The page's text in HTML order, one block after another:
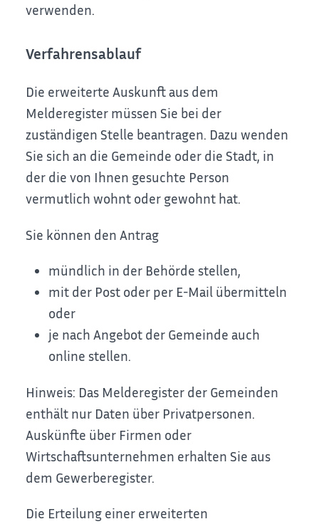
verwenden.
Verfahrensablauf
Die erweiterte Auskunft aus dem
Melderegister müssen Sie bei der
zuständigen Stelle beantragen. Dazu wenden
Sie sich an die Gemeinde oder die Stadt, in
der die von Ihnen gesuchte Person
vermutlich wohnt oder gewohnt hat.
Sie können den Antrag
mündlich in der Behörde stellen,
mit der Post oder per E-Mail übermitteln
oder
je nach Angebot der Gemeinde auch
online stellen.
Hinweis: Das Melderegister der Gemeinden
enthält nur Daten über Privatpersonen.
Auskünfte über Firmen oder
Wirtschaftsunternehmen erhalten Sie aus
dem Gewerberegister.
Die Erteilung einer erweiterten